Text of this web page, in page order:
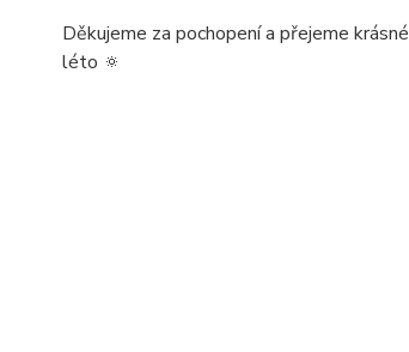
Děkujeme za pochopení a přejeme krásné
léto 🔅